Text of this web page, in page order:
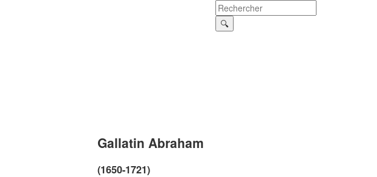
Gallatin Abraham
(1650-1721)